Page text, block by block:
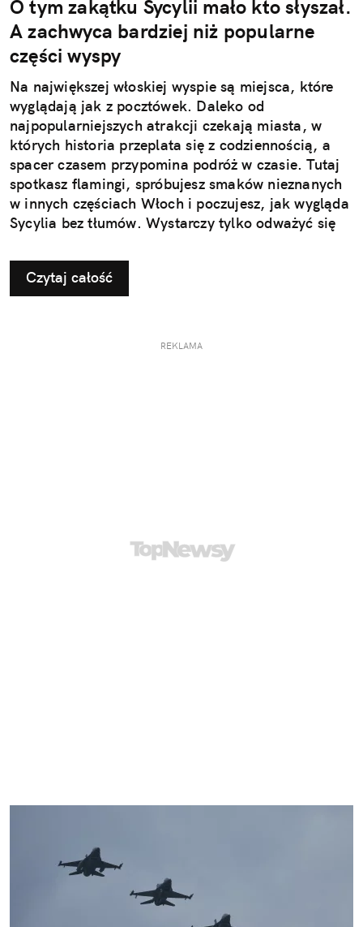
O tym zakątku Sycylii mało kto słyszał.
A zachwyca bardziej niż popularne
części wyspy
Na największej włoskiej wyspie są miejsca, które
wyglądają jak z pocztówek. Daleko od
najpopularniejszych atrakcji czekają miasta, w
których historia przeplata się z codziennością, a
spacer czasem przypomina podróż w czasie. Tutaj
spotkasz flamingi, spróbujesz smaków nieznanych
w innych częściach Włoch i poczujesz, jak wygląda
Sycylia bez tłumów. Wystarczy tylko odważyć się
Czytaj całość
REKLAMA